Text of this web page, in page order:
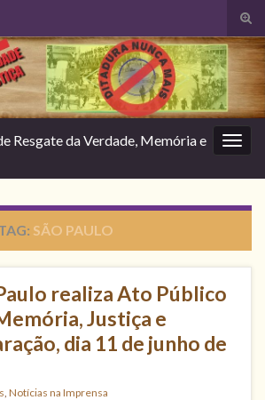
de
for:
Resgate da Verdade, Memória e
SÃO PAULO
realiza Ato Público
Justiça e
dia 11 de junho de
Notícias na Imprensa